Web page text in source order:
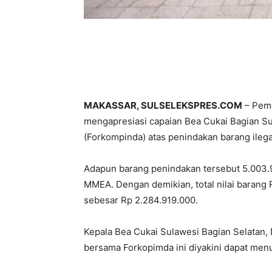
MAKASSAR, SULSELEKSPRES.COM –
mengapresiasi capaian Bea Cukai Bagian
(Forkompinda) atas penindakan barang
Adapun barang penindakan tersebut
MMEA. Dengan demikian, total nilai
sebesar Rp 2.284.919.000.
Kepala Bea Cukai Sulawesi Bagian
bersama Forkopimda ini diyakini dapat